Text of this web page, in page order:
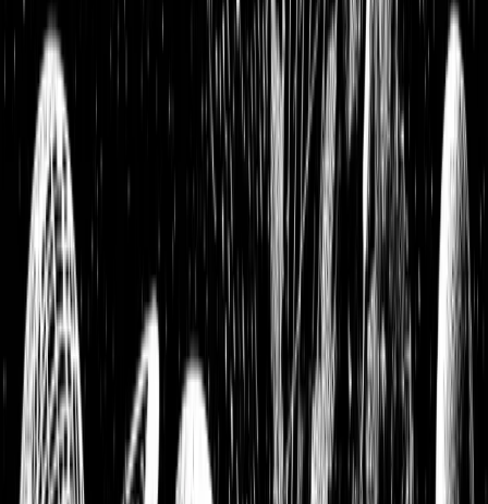
BYD Aktie bricht um fast 70 % ein – Das steckt wirklich
dahinter